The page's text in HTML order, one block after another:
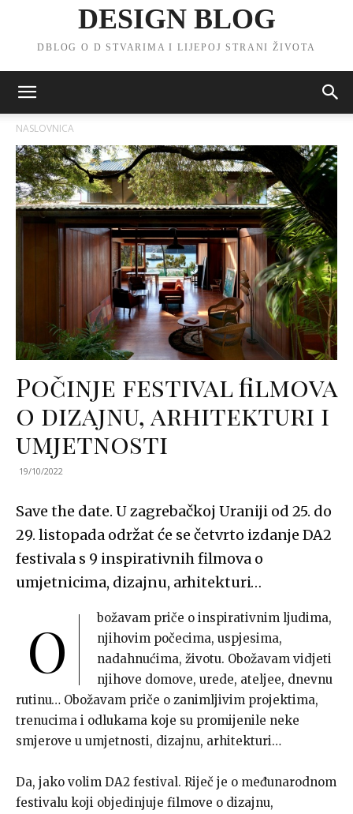
DESIGN BLOG
DBLOG O D STVARIMA I LIJEPOJ STRANI ŽIVOTA
NASLOVNICA
Počinje festival filmova
o dizajnu, arhitekturi i
umjetnosti
19/10/2022
Save the date. U zagrebačkoj Uraniji od 25. do
29. listopada održat će se četvrto izdanje DA2
festivala s 9 inspirativnih filmova o
umjetnicima, dizajnu, arhitekturi…
O
božavam priče o inspirativnim ljudima,
njihovim počecima, uspjesima,
nadahnućima, životu. Obožavam vidjeti
njihove domove, urede, ateljee, dnevnu
rutinu… Obožavam priče o zanimljivim projektima,
trenucima i odlukama koje su promijenile neke
smjerove u umjetnosti, dizajnu, arhitekturi…
Da, jako volim DA2 festival. Riječ je o međunarodnom
festivalu koji objedinjuje filmove o dizajnu,